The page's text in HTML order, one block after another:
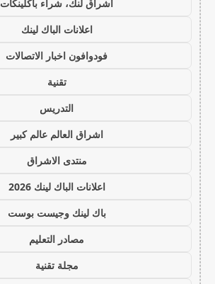
اشراق لنك، شراء باكلينكات
اعلانات الباك لينك
فودوافون اخبار الاتصالات
تقنية
التدريس
اشراق العالم عالم كبير
منتدى الاشراق
اعلانات الباك لينك 2026
باك لينك وجيست بوست
مصادر التعليم
مجلة تقنية